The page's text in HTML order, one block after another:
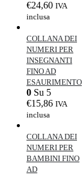
€24,60 IVA
inclusa
COLLANA DEI
NUMERI PER
INSEGNANTI
FINO AD
ESAURIMENTO
0 Su 5
€15,86 IVA
inclusa
COLLANA DEI
NUMERI PER
BAMBINI FINO
AD